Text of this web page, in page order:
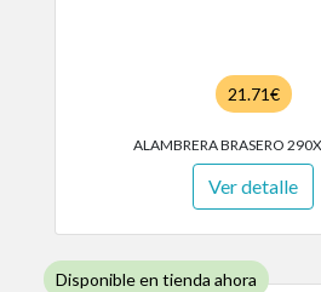
21.71€
ALAMBRERA BRASERO
Ver detalle
Disponible en tienda ahora